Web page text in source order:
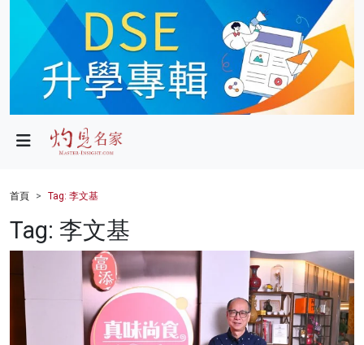
政局
財經
健康
首頁 Tag: 李文基
Tag: 李文基